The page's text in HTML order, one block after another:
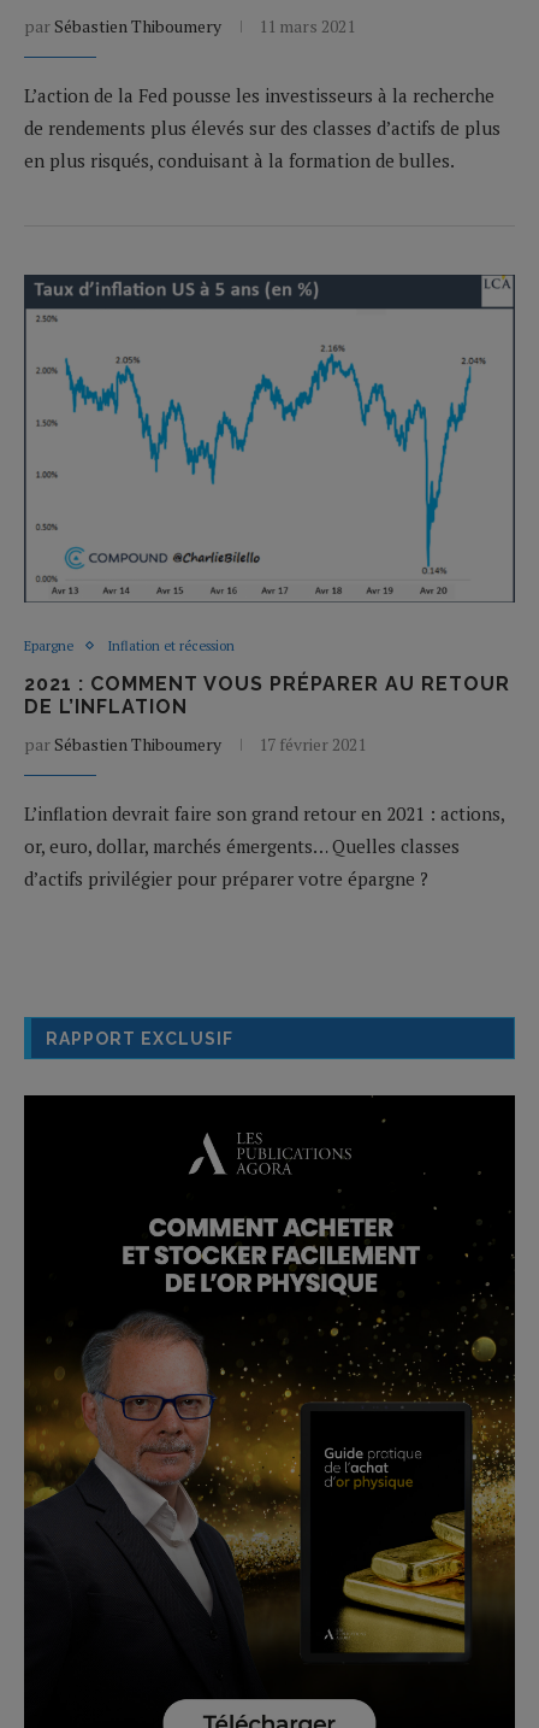
par Sébastien Thiboumery 11 mars 2021
L’action de la Fed pousse les investisseurs à la recherche
de rendements plus élevés sur des classes d’actifs de plus
en plus risqués, conduisant à la formation de bulles.
Epargne Inflation et récession
2021 : COMMENT VOUS PRÉPARER AU RETOUR
DE L’INFLATION
par Sébastien Thiboumery 17 février 2021
L’inflation devrait faire son grand retour en 2021 : actions,
or, euro, dollar, marchés émergents… Quelles classes
d’actifs privilégier pour préparer votre épargne ?
RAPPORT EXCLUSIF